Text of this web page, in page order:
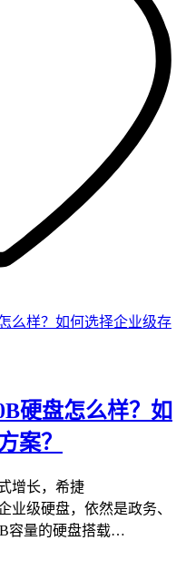
硬盘怎么样？如
案？
增长，希捷
业级硬盘，依然是政务、
容量的硬盘搭载…